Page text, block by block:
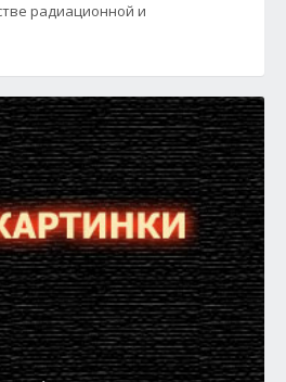
радиационной и